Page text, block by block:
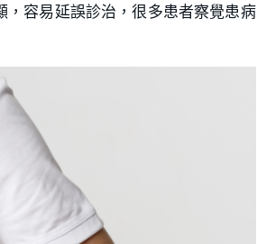
容易延誤診治，很多患者察覺患病